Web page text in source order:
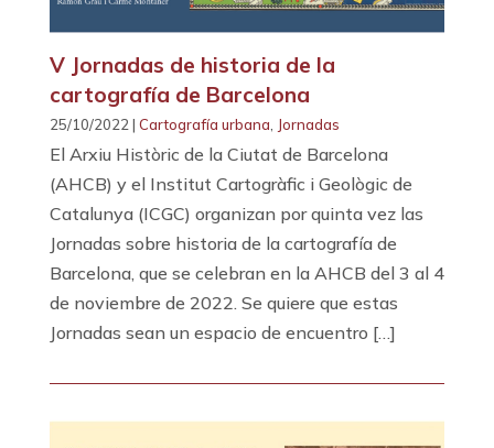
V Jornadas de historia de la
cartografía de Barcelona
25/10/2022 | Cartografía urbana Jornadas
El Arxiu Històric de la Ciutat de Barcelona
(AHCB) y el Institut Cartogràfic i Geològic de
Catalunya (ICGC) organizan por quinta vez las
Jornadas sobre historia de la cartografía de
Barcelona, ​​que se celebran en la AHCB del 3 al 4
de noviembre de 2022. Se quiere que estas
Jornadas sean un espacio de encuentro […]